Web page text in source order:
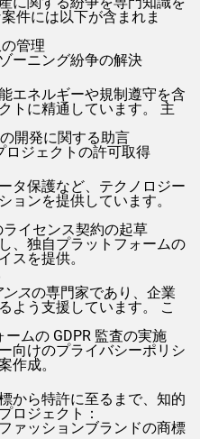
件には以下が含まれま
管理
ーニング紛争の解決
エネルギーや規制遵守を含
トに精通しています。 主
開発に関する助言
ロジェクトの許可取得
タ保護など、テクノロジー
ョンを提供しています。
イセンス契約の起草
、独自プラットフォームの
スを提供。
スの専門家であり、企業
よう支援しています。 こ
ームの GDPR 監査の実施
向けのプライバシーポリシ
作成。
から特許に至るまで、知的
ロジェクト：
ァッションブランドの商標